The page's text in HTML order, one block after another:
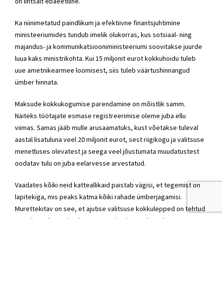
Ka niinimetatud paindlikum ja efektiivne finantsjuhtimine
ministeeriumides tundub imelik olukorras, kus sotsiaal- ning
majandus- ja kommunikatsiooniministeeriumi soovitakse juurde
luua kaks ministrikohta. Kui 15 miljonit eurot kokkuhoidu tuleb
uue ametnikearmee loomisest, siis tuleb väärtushinnangud
ümber hinnata.
Maksude kokkukogumise parendamine on mõistlik samm.
Näiteks töötajate esmase registreerimise oleme juba ellu
viimas. Samas jääb mulle arusaamatuks, kust võetakse tuleval
aastal lisatuluna veel 20 miljonit eurot, sest riigikogu ja valitsuse
menetluses olevatest ja seega veel jõustumata muudatustest
oodatav tulu on juba eelarvesse arvestatud.
Vaadates kõiki neid katteallikaid paistab vägisi, et tegemist on
lapitekiga, mis peaks katma kõiki rahade ümberjagamisi.
Murettekitav on see, et ajutise valitsuse kokkulepped on tehtud
enne kevadist majandusprognoosi, mis annaks selgema